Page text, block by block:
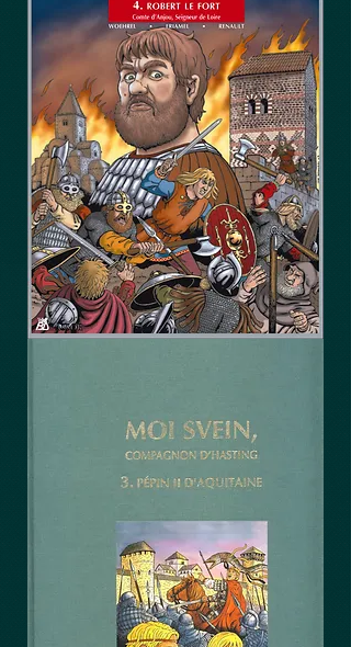
isbn
978-2-9502410-7-8
avril 1999